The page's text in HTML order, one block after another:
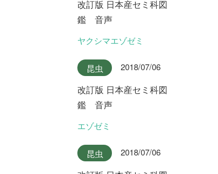
永田芳男さんの日本全
国花行脚
第22回 謎の新種オオミヤマ
植物 FREE 2025/09/17
永田芳男さんの日本全
国花行脚
第21回 岩壁に咲く固有変
種・ゲイビゼキショウ
植物 FREE 2024/08/06